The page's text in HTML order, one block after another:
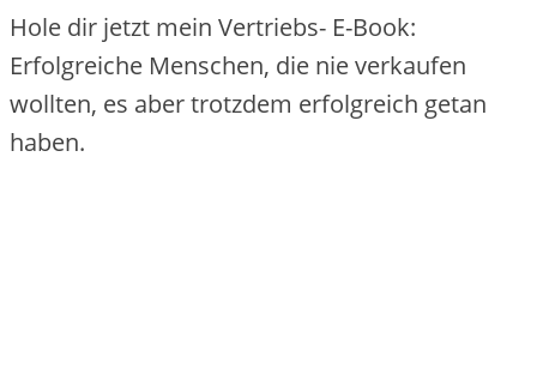
Hole dir jetzt mein Vertriebs- E-Book:
Erfolgreiche Menschen, die nie verkaufen
wollten, es aber trotzdem erfolgreich getan
haben.